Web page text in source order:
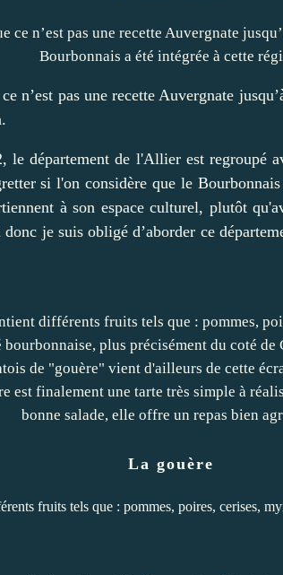
n’est pas une recette Auvergnate
le département de l'Allier est regroupé
si l'on considère que le
à son espace culturel, plutôt
je suis obligé d’aborder ce
La gouère
fruits tels que : pommes, poires, cerises,